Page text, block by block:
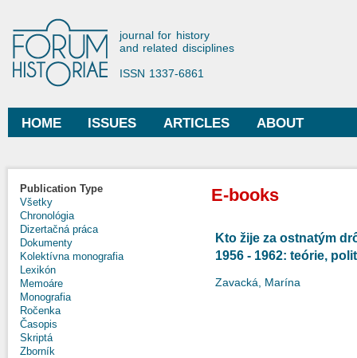
Forum Historiae
journal for history
and related disciplines
ISSN 1337-6861
Main menu
HOME ISSUES ARTICLES ABOUT
Publication Type
Všetky
Chronológia
Dizertačná práca
Dokumenty
Kolektívna monografia
Lexikón
Memoáre
Monografia
Ročenka
Časopis
Skriptá
Zborník
E-books
Kto žije za ostnatým
1956 - 1962: teórie,
Zavacká, Marína